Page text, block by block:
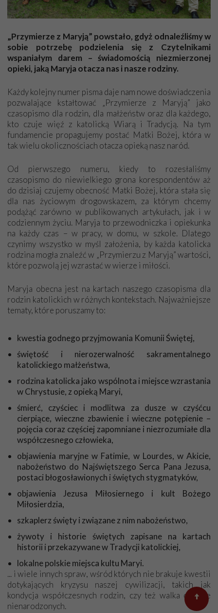
Szanowni Państwo!
czasopismo. Warto je prenumerować. Dużo opisujecie i dużo
się dowiadujemy, co się dzieje teraz i kiedyś – jak to było na
świecie dawno temu, w tamtych wiekach. Życzę Wam wielu
łask Bożych i siły w dalszym działaniu. Nie poddawajcie się
Bóg! Pozdrawiam Was serdecznie,
Maria
Niech będzie pochwalony Jezus Chrystus!
Dziękuję z całego serca za cudowne „Przymierze z Maryją”.
pięknych, cudownych tekstów o Maryi i Jezusie Chrystusie, a
także dużo o wierze katolickiej i o naszej kulturze. Są tam
piękne tematy i bardzo dobre dla naszego życia wiadomości.
Jestem szczęśliwa, że otrzymuję „Przymierze z Maryją”.
Dziękuję, modlę się za cały Apostolat Fatimy i za Pana
Prezesa.
Janina z Włocławka
Niech będzie pochwalony Jezus Chrystus!
Panie Sławomirze, w liście zadał mi Pan pytanie, czy jestem
dumna z otrzymywanego pisma „Przymierze z Maryją”. Jestem
dumna! A dlaczego? Bo jest to pismo jedyne w swoim rodzaju.
To ogromna wiedza. Każdy artykuł bogaty w wydarzenia,
dużo przeczytałam dobrych książek (bo lubię czytać), ale
pismo „Przymierze z Maryją” stawiam na pierwszym miejscu,
bo porusza serce, ubogaca duszę i umysł. O wielu sprawach
opisanych w artykułach wcześniej nie miałam wiedzy. Ale
teraz mając 86 lat jestem poniekąd uczennicą „Przymierza z
Maryją”. Mówi się, że człowiek uczy się do końca życia,
prawda? Bóg zapłać za tę wiedzę. Z szacunkiem chylę czoło
przed wszystkimi osobami za pracę i trud w tworzeniu pisma.
A Matka Boża, nasza Królowa, niech Was błogosławi. Przy
okazji „Bóg zapłać” za wszystko co dostaję od Stowarzyszenia
Księdza Piotra Skargi: za życzenia urodzinowe, za listy Pana
Sławomira i wszystkie pamiątki, a szczególnie za koronę Matki
Bożej Fatimskiej. Jak stawałam przed Fatimską Panią,
mówiłam w duchu: „Jesteś taka skromniutka, skromniutka
bez korony”… A teraz moja Dostojna Pani ma koronę!
Serdecznie dziękuję, bardzo się cieszę.
A jeszcze kilka słów o mnie… Jestem schorowaną osobą,
chodzę o lasce. Nie mam już nawet siły iść sama do kościoła –
to około 1 kilometra, ale mój sąsiad zawozi mnie co niedzielę
na Mszę. Mam też problemy ze słuchem. Aparat słuchowy nie
wszędzie zdaje egzamin, szczególnie w kościele, jak kapłan
mówi dalej od mikrofonu, to robi się pogłos, ale jakoś daję
sobie radę. Nie narzekam, bo mam dużą rodzinę i opiekuje się
mną córka. Praktycznie przejęła wszystkie moje obowiązki.
Przepraszam, że nie nadążam za waszymi propozycjami, ale w
miarę możliwości będę wspomagać Stowarzyszenie. Życzę
„Przymierze z Maryją” powstało, gdyż odnaleźliśmy w
sobie potrzebę podzielenia się z Czytelnikami
wspaniałym darem – świadomością niezmierzonej
opieki, jaką Maryja otacza nas i nasze rodziny.
Każdy kolejny numer pisma daje nam nowe doświadczenia
pozwalające kstałtować „Przymierze z Maryją” jako
czasopismo dla rodzin, dla małżeństw oraz dla każdego,
kto czuje więź z katolicką Wiarą i Tradycją. Na tym
fundamencie propagujemy postać Matki Bożej, która w
tak wielu okolicznościach otacza opieką nasz naród.
Od pierwszego numeru, kiedy to rozesłaliśmy
czasopismo do niewielkiego grona korespondentów aż
do dzisiaj czujemy obecność Matki Bożej, która stała się
dla nas życiowym drogowskazem, za którym chcemy
podążąć zarówno w publikowanych artykułach, jak i w
codziennym życiu. Maryja to przewodniczka i opiekunka
na każdy czas – w pracy, w domu, w szkole. Dlatego
czynimy wszystko w myśl założenia, by każda katolicka
rodzina mogła znaleźć w „Przymierzu z Maryją” wartości,
które pozwolą jej wzrastać w wierze i miłości.
Maryja obecna jest na kartach naszego czasopisma dla
rodzin katolickich w różnych kontekstach. Najważniejsze
tematy, które poruszamy to:
kwestia godnego przyjmowania Komunii Świętej,
świętość i nierozerwalność sakramentalnego
katolickiego małżeństwa,
rodzina katolicka jako wspólnota i miejsce wzrastania
w Chrystusie, z opieką Maryi,
śmierć, czyściec i modlitwa za dusze w czyśćcu
cierpiące, wieczne zbawienie i wieczne potępienie –
pojęcia coraz częściej zapomniane i niezrozumiałe dla
współczesnego człowieka,
objawienia maryjne w Fatimie, w Lourdes, w Akicie,
nabożeństwo do Najświętszego Serca Pana Jezusa,
postaci błogosławionych i świętych stygmatyków,
objawienia Jezusa Miłosiernego i kult Bożego
Miłosierdzia,
szkaplerz święty i związane z nim nabożeństwo,
żywoty i historie świętych zapisane na kartach
historii i przekazywane w Tradycji katolickiej,
lokalne polskie miejsca kultu Maryi.
... i wiele innych spraw, wśród których nie brakuje kwestii
dotykających kryzysu naszej cywilizacji, takich jak
kondycja współczesnych rodzin, czy też walka o życie
nienarodzonych.